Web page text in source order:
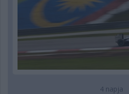
4 napja